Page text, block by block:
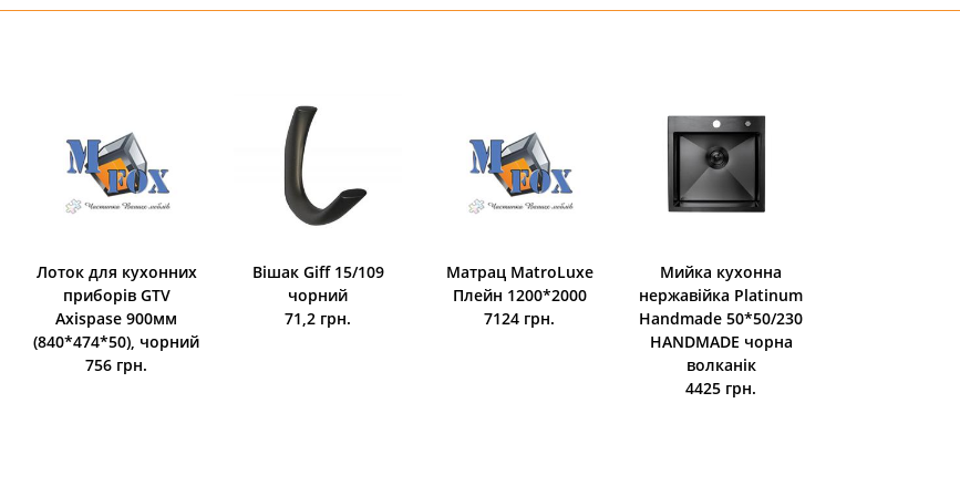
Лоток для кухонних
приборів GTV
Axispase 900мм
(840*474*50), чорний
756 грн.
Вішак Giff 15/109
чорний
71,2 грн.
Матрац MatroLuxe
Плейн 1200*2000
7124 грн.
Мийка кухонна
нержавійка Platinum
Handmade 50*50/230
HANDMADE чорна
волканік
4425 грн.